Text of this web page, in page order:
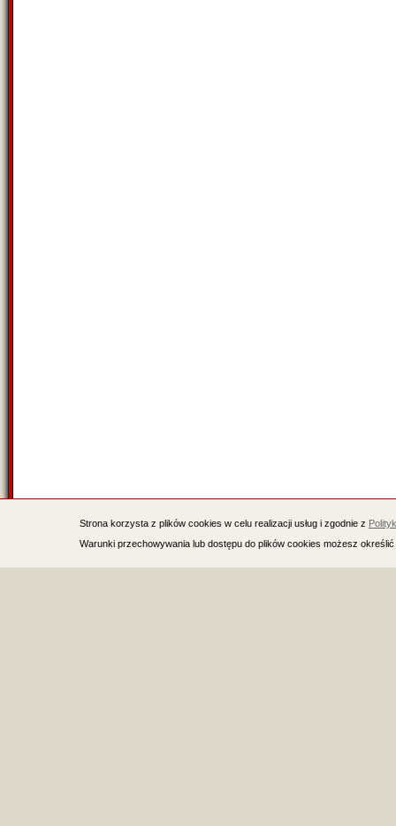
Strona korzysta z plików cookies w celu realizacji usług i zgodnie z
Warunki przechowywania lub dostępu do plików cookies możesz